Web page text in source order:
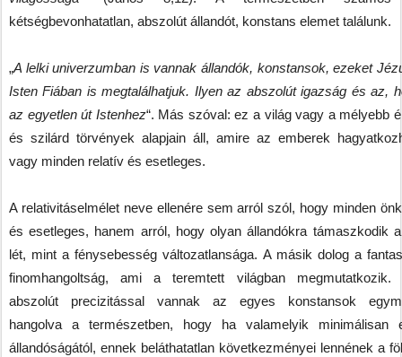
kétségbevonhatatlan, abszolút állandót, konstans elemet találunk.
„A lelki univerzumban is vannak állandók, konstansok, ezeket
Isten Fiában is megtalálhatjuk. Ilyen az abszolút igazság és az,
az egyetlen út Istenhez“. Más szóval: ez a világ vagy a mélyebb
és szilárd törvények alapjain áll, amire az emberek
vagy minden relatív és esetleges.
A relativitáselmélet neve ellenére sem arról szól, hogy minden
és esetleges, hanem arról, hogy olyan állandókra támaszkodik
lét, mint a fénysebesség változatlansága. A másik dolog a
finomhangoltság, ami a teremtett világban megmutatkozik.
abszolút precizitással vannak az egyes konstansok
hangolva a természetben, hogy ha valamelyik minimálisan
állandóságától, ennek beláthatatlan következményei lennének a